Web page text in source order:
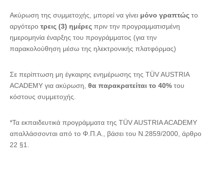
Ακύρωση της συμμετοχής, μπορεί να γίνει μόνο γραπτώς το
αργότερο τρεις (3) ημέρες πριν την προγραμματισμένη
ημερομηνία έναρξης του προγράμματος (για την
παρακολούθηση μέσω της ηλεκτρονικής πλατφόρμας)
Σε περίπτωση μη έγκαιρης ενημέρωσης της TÜV AUSTRIA
ACADEMY για ακύρωση, θα παρακρατείται το 40% του
κόστους συμμετοχής.
*Τα εκπαιδευτικά προγράμματα της TÜV AUSTRIA ACADEMY
απαλλάσσονται από το Φ.Π.Α., βάσει του Ν.2859/2000, άρθρο
22 §1.